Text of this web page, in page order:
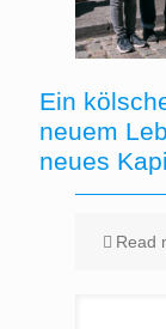
Ein
neuem
neues
Read